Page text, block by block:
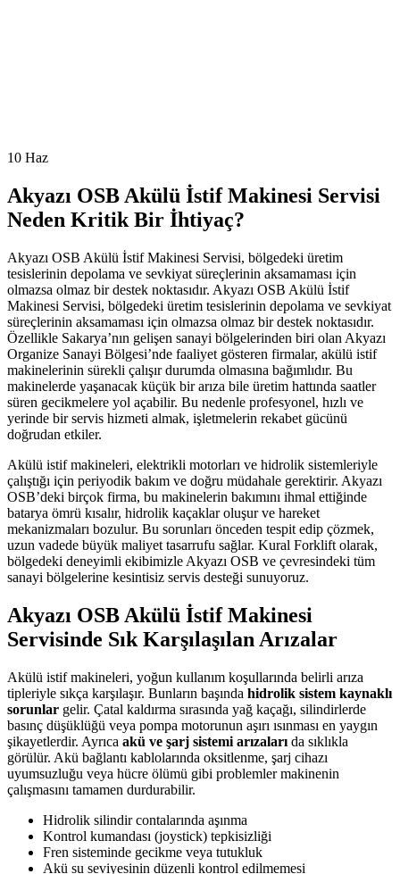
10 Haz
Akyazı OSB Akülü İstif Makinesi Servisi
Neden Kritik Bir İhtiyaç?
Akyazı OSB Akülü İstif Makinesi Servisi, bölgedeki üretim
tesislerinin depolama ve sevkiyat süreçlerinin aksamaması için
olmazsa olmaz bir destek noktasıdır. Akyazı OSB Akülü İstif
Makinesi Servisi, bölgedeki üretim tesislerinin depolama ve sevkiyat
süreçlerinin aksamaması için olmazsa olmaz bir destek noktasıdır.
Özellikle Sakarya’nın gelişen sanayi bölgelerinden biri olan Akyazı
Organize Sanayi Bölgesi’nde faaliyet gösteren firmalar, akülü istif
makinelerinin sürekli çalışır durumda olmasına bağımlıdır. Bu
makinelerde yaşanacak küçük bir arıza bile üretim hattında saatler
süren gecikmelere yol açabilir. Bu nedenle profesyonel, hızlı ve
yerinde bir servis hizmeti almak, işletmelerin rekabet gücünü
doğrudan etkiler.
Akülü istif makineleri, elektrikli motorları ve hidrolik sistemleriyle
çalıştığı için periyodik bakım ve doğru müdahale gerektirir. Akyazı
OSB’deki birçok firma, bu makinelerin bakımını ihmal ettiğinde
batarya ömrü kısalır, hidrolik kaçaklar oluşur ve hareket
mekanizmaları bozulur. Bu sorunları önceden tespit edip çözmek,
uzun vadede büyük maliyet tasarrufu sağlar. Kural Forklift olarak,
bölgedeki deneyimli ekibimizle Akyazı OSB ve çevresindeki tüm
sanayi bölgelerine kesintisiz servis desteği sunuyoruz.
Akyazı OSB Akülü İstif Makinesi
Servisinde Sık Karşılaşılan Arızalar
Akülü istif makineleri, yoğun kullanım koşullarında belirli arıza
tipleriyle sıkça karşılaşır. Bunların başında hidrolik sistem kaynaklı
sorunlar gelir. Çatal kaldırma sırasında yağ kaçağı, silindirlerde
basınç düşüklüğü veya pompa motorunun aşırı ısınması en yaygın
şikayetlerdir. Ayrıca akü ve şarj sistemi arızaları da sıklıkla
görülür. Akü bağlantı kablolarında oksitlenme, şarj cihazı
uyumsuzluğu veya hücre ölümü gibi problemler makinenin
çalışmasını tamamen durdurabilir.
Hidrolik silindir contalarında aşınma
Kontrol kumandası (joystick) tepkisizliği
Fren sisteminde gecikme veya tutukluk
Akü su seviyesinin düzenli kontrol edilmemesi